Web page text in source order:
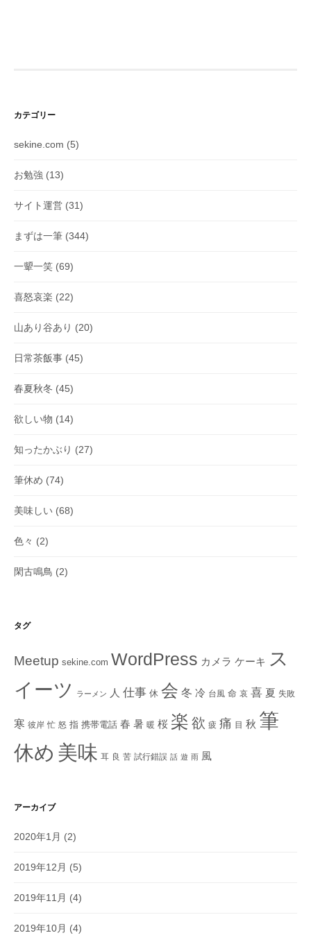
カテゴリー
sekine.com (5)
お勉強 (13)
サイト運営 (31)
まずは一筆 (344)
一顰一笑 (69)
喜怒哀楽 (22)
山あり谷あり (20)
日常茶飯事 (45)
春夏秋冬 (45)
欲しい物 (14)
知ったかぶり (27)
筆休め (74)
美味しい (68)
色々 (2)
閑古鳴鳥 (2)
タグ
Meetup sekine.com WordPress カメラ ケーキ ス
イーツ
ラーメン 人 仕事 休 会 冬 冷 台風 命 哀 喜 夏 失敗
寒 彼岸 忙 怒 指 携帯電話 春 暑 暖 桜 楽 欲 疲 痛 目 秋 筆
休め 美味 耳 良 苦 試行錯誤 話 遊 雨 風
アーカイブ
2020年1月 (2)
2019年12月 (5)
2019年11月 (4)
2019年10月 (4)